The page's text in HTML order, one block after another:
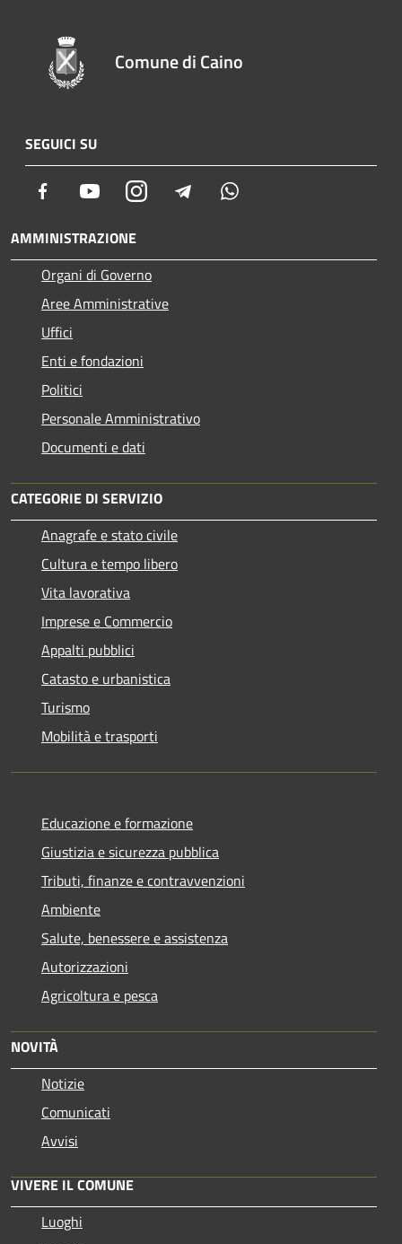
Comune di Caino
SEGUICI SU
Facebook YoutubeInstagram Telegram
AMMINISTRAZIONE
Organi di Governo
Aree Amministrative
Uffici
Enti e fondazioni
Politici
Personale Amministrativo
Documenti e dati
CATEGORIE DI SERVIZIO
Anagrafe e stato civile
Cultura e tempo libero
Vita lavorativa
Imprese e Commercio
Appalti pubblici
Catasto e urbanistica
Turismo
Mobilità e trasporti
Educazione e formazione
Giustizia e sicurezza pubblica
Tributi, finanze e contravvenzioni
Ambiente
Salute, benessere e assistenza
Autorizzazioni
Agricoltura e pesca
NOVITÀ
Notizie
Comunicati
Avvisi
VIVERE IL COMUNE
Luoghi